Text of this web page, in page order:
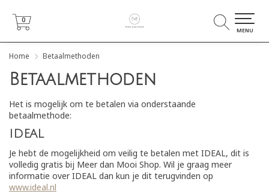
0
0
MENU
Home Betaalmethoden
Betaalmethoden
Het is mogelijk om te betalen via onderstaande
betaalmethode:
IDEAL
Je hebt de mogelijkheid om veilig te betalen met IDEAL, dit is
volledig gratis bij Meer dan Mooi Shop. Wil je graag meer
informatie over IDEAL dan kun je dit terugvinden op
www.ideal.nl